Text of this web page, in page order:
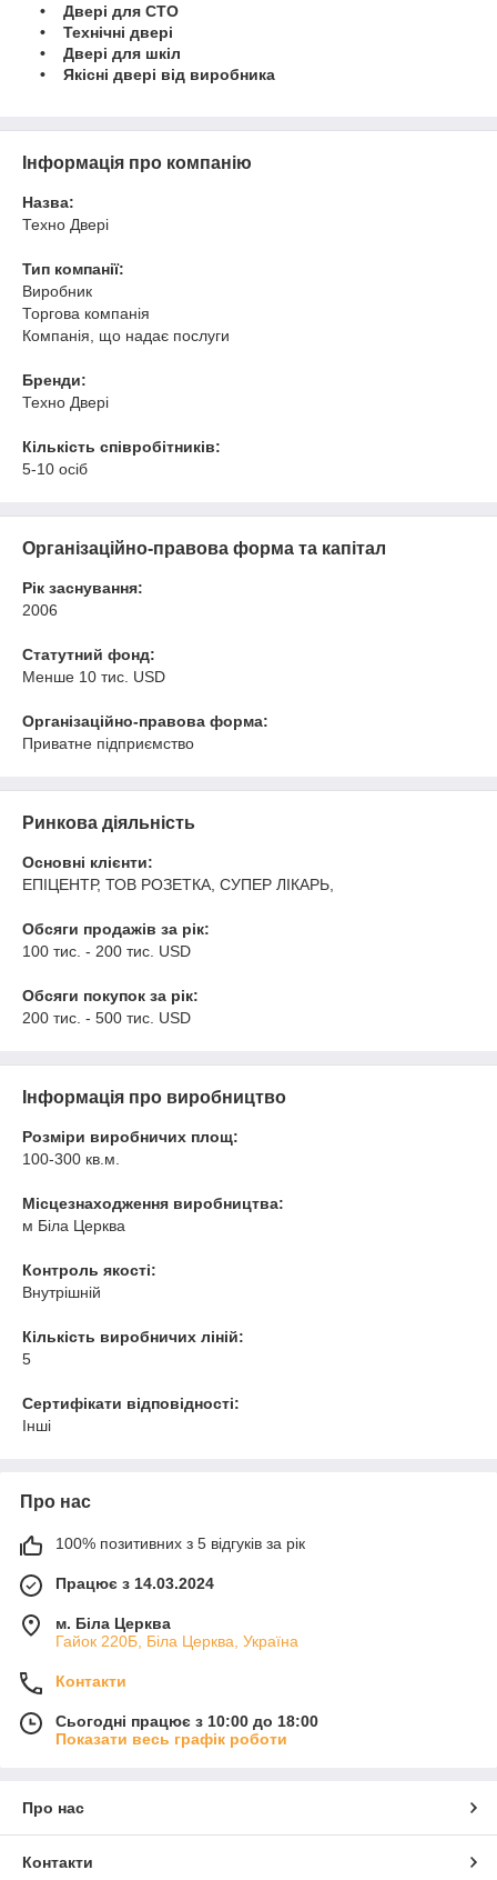
• Двері для СТО
• Технічні двері
• Двері для шкіл
• Якісні двері від виробника
Інформація про компанію
Назва:
Техно Двері
Тип компанії:
Виробник
Торгова компанія
Компанія, що надає послуги
Бренди:
Техно Двері
Кількість співробітників:
5-10 осіб
Організаційно-правова форма та капітал
Рік заснування:
2006
Статутний фонд:
Менше 10 тис. USD
Організаційно-правова форма:
Приватне підприємство
Ринкова діяльність
Основні клієнти:
ЕПІЦЕНТР, ТОВ РОЗЕТКА, СУПЕР ЛІКАРЬ,
Обсяги продажів за рік:
100 тис. - 200 тис. USD
Обсяги покупок за рік:
200 тис. - 500 тис. USD
Інформація про виробництво
Розміри виробничих площ:
100-300 кв.м.
Місцезнаходження виробництва:
м Біла Церква
Контроль якості:
Внутрішній
Кількість виробничих ліній:
5
Сертифікати відповідності:
Інші
Про нас
100% позитивних з 5 відгуків за рік
Працює з 14.03.2024
м. Біла Церква
Гайок 220Б, Біла Церква, Україна
Контакти
Сьогодні працює з 10:00 до 18:00
Показати весь графік роботи
Про нас
Контакти